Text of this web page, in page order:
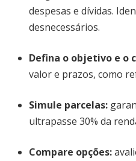
despesas e dívidas.
desnecessários.
Defina o objetivo e o
valor e prazos, como
Simule parcelas:
ultrapasse 30% da
Compare opções: